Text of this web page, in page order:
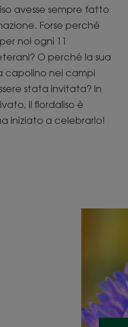
avesse sempre fatto
Forse perché
noi ogni 11
O perché la sua
capolino nei campi
stata invitata? In
il fiordaliso è
iniziato a celebrarlo!